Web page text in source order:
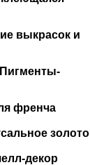
выкрасок и
френча
золото
декор